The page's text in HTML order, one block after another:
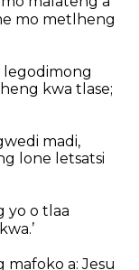
mo metlheng
legodimong
kwa tlase;
madi,
lone letsatsi
yo o tlaa
mafoko a: Jesu